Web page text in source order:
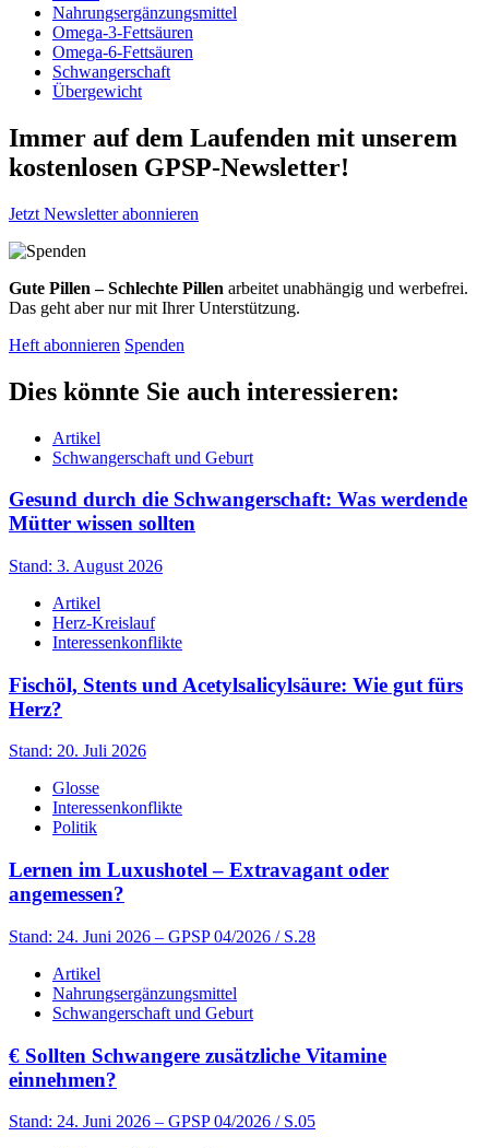
Nahrungsergänzungsmittel
Omega-3-Fettsäuren
Omega-6-Fettsäuren
Schwangerschaft
Übergewicht
Immer auf dem Laufenden mit unserem
kostenlosen GPSP-Newsletter!
Jetzt Newsletter abonnieren
Gute Pillen – Schlechte Pillen arbeitet unabhängig und werbefrei.
Das geht aber nur mit Ihrer Unterstützung.
Heft abonnieren Spenden
Dies könnte Sie auch interessieren:
Artikel
Schwangerschaft und Geburt
Gesund durch die Schwangerschaft: Was werdende
Mütter wissen sollten
Stand: 3. August 2026
Artikel
Herz-Kreislauf
Interessenkonflikte
Fischöl, Stents und Acetylsalicylsäure: Wie gut fürs
Herz?
Stand: 20. Juli 2026
Glosse
Interessenkonflikte
Politik
Lernen im Luxushotel – Extravagant oder
angemessen?
Stand: 24. Juni 2026 – GPSP 04/2026 / S.28
Artikel
Nahrungsergänzungsmittel
Schwangerschaft und Geburt
€ Sollten Schwangere zusätzliche Vitamine
einnehmen?
Stand: 24. Juni 2026 – GPSP 04/2026 / S.05